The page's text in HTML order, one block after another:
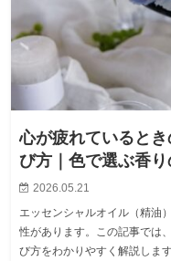
心が疲れていると
び方｜色で選ぶ香
2026.05.21
エッセンシャルオイル（精油
性があります。この記事では
び方をわかりやすく解説しま